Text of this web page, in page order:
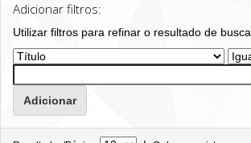
Adicionar filtros:
Utilizar filtros para refinar o resultado de busca.